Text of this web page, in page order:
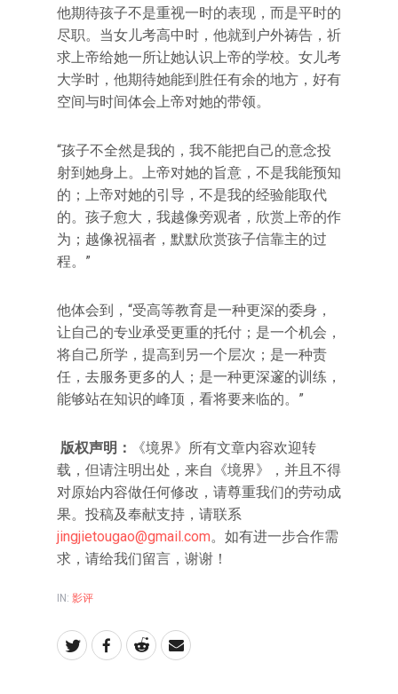
他期待孩子不是重视一时的表现，而是平时的
尽职。当女儿考高中时，他就到户外祷告，祈
求上帝给她一所让她认识上帝的学校。女儿考
大学时，他期待她能到胜任有余的地方，好有
空间与时间体会上帝对她的带领。
“孩子不全然是我的，我不能把自己的意念投
射到她身上。上帝对她的旨意，不是我能预知
的；上帝对她的引导，不是我的经验能取代
的。孩子愈大，我越像旁观者，欣赏上帝的作
为；越像祝福者，默默欣赏孩子信靠主的过
程。”
他体会到，“受高等教育是一种更深的委身，
让自己的专业承受更重的托付；是一个机会，
将自己所学，提高到另一个层次；是一种责
任，去服务更多的人；是一种更深邃的训练，
能够站在知识的峰顶，看将要来临的。”
版权声明：
《境界》所有文章内容欢迎转
载，但请注明出处，来自《境界》，并且不得
对原始内容做任何修改，请尊重我们的劳动成
果。投稿及奉献支持，请联系
jingjietougao@gmail.com。如有进一步合作需
求，请给我们留言，谢谢！
IN: 影评